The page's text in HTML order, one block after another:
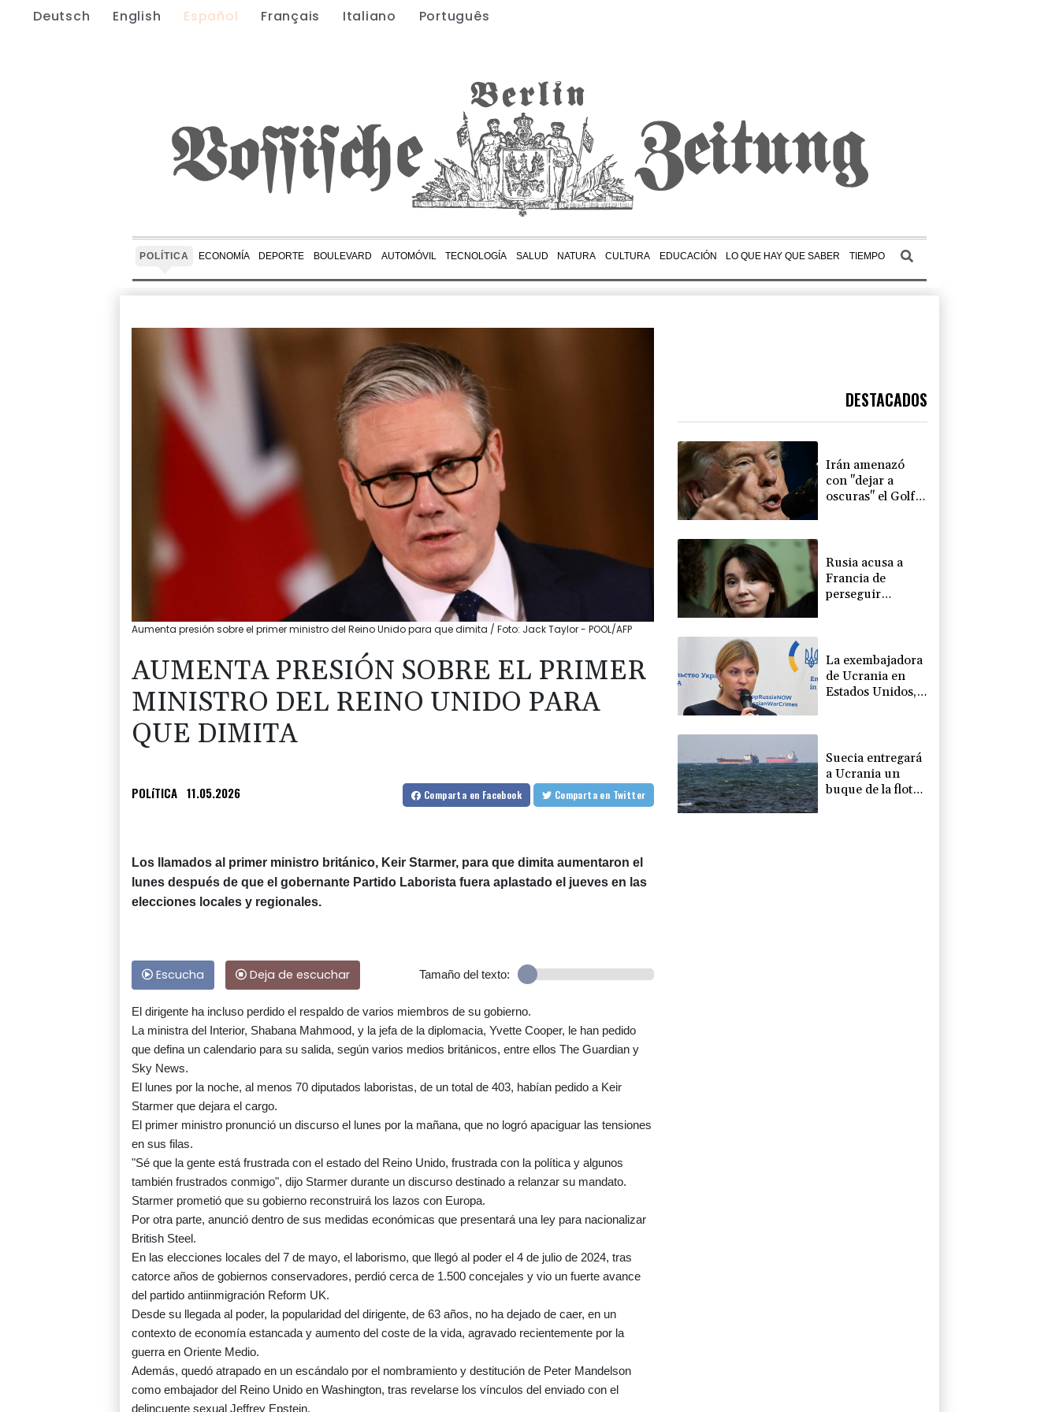
Deutsch English Español Français Italiano Português
POLÍTICA ECONOMÍA DEPORTE BOULEVARD AUTOMÓVIL TECNOLOGÍA SALUD NATURA CULTURA EDUCACIÓN LO QUE HAY QUE SABER TIEMPO
Aumenta presión sobre el primer ministro del Reino Unido para que dimita / Foto: Jack Taylor - POOL/AFP
AUMENTA PRESIÓN SOBRE EL PRIMER
MINISTRO DEL REINO UNIDO PARA
QUE DIMITA
POLíTICA 11.05.2026 Comparta en Facebook Comparta en Twitter
Los llamados al primer ministro británico, Keir Starmer, para que dimita aumentaron el
lunes después de que el gobernante Partido Laborista fuera aplastado el jueves en las
elecciones locales y regionales.
Escucha Deja de escuchar Tamaño del texto:
El dirigente ha incluso perdido el respaldo de varios miembros de su gobierno.
La ministra del Interior, Shabana Mahmood, y la jefa de la diplomacia, Yvette Cooper, le han pedido
que defina un calendario para su salida, según varios medios británicos, entre ellos The Guardian y
Sky News.
El lunes por la noche, al menos 70 diputados laboristas, de un total de 403, habían pedido a Keir
Starmer que dejara el cargo.
El primer ministro pronunció un discurso el lunes por la mañana, que no logró apaciguar las tensiones
en sus filas.
"Sé que la gente está frustrada con el estado del Reino Unido, frustrada con la política y algunos
también frustrados conmigo", dijo Starmer durante un discurso destinado a relanzar su mandato.
Starmer prometió que su gobierno reconstruirá los lazos con Europa.
Por otra parte, anunció dentro de sus medidas económicas que presentará una ley para nacionalizar
British Steel.
En las elecciones locales del 7 de mayo, el laborismo, que llegó al poder el 4 de julio de 2024, tras
catorce años de gobiernos conservadores, perdió cerca de 1.500 concejales y vio un fuerte avance
del partido antiinmigración Reform UK.
Desde su llegada al poder, la popularidad del dirigente, de 63 años, no ha dejado de caer, en un
contexto de economía estancada y aumento del coste de la vida, agravado recientemente por la
guerra en Oriente Medio.
Además, quedó atrapado en un escándalo por el nombramiento y destitución de Peter Mandelson
como embajador del Reino Unido en Washington, tras revelarse los vínculos del enviado con el
delincuente sexual Jeffrey Epstein.
DESTACADOS
Irán amenazó
con "dejar a
oscuras" el Golfo
Rusia acusa a
Francia de
perseguir
La exembajadora
de Ucrania en
Estados Unidos,
Suecia entregará
a Ucrania un
buque de la flota